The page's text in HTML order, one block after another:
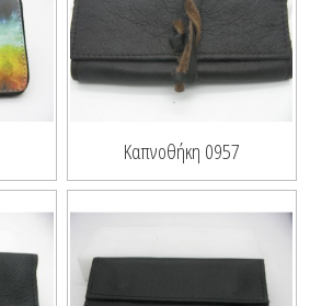
Καπνοθήκη 0957